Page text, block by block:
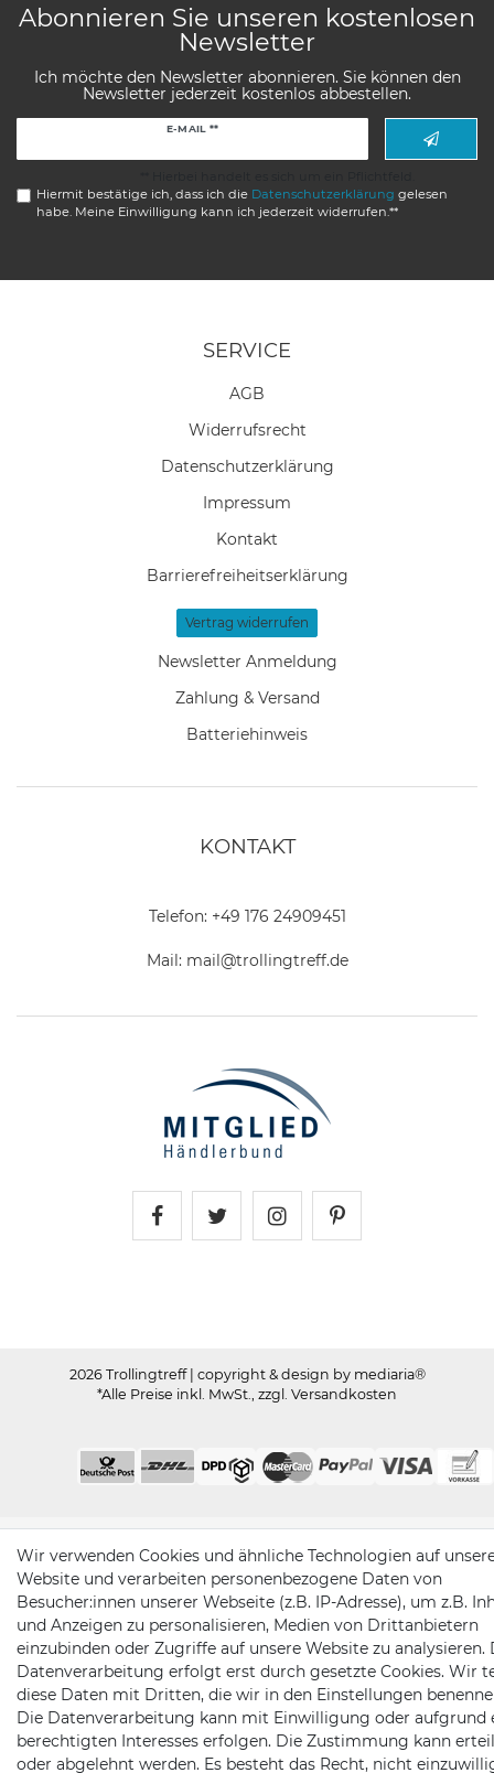
Abonnieren Sie unseren kostenlosen
Newsletter
Ich möchte den Newsletter abonnieren. Sie können den
Newsletter jederzeit kostenlos abbestellen.
E-MAIL **
Hiermit bestätige ich, dass ich die Daten­schutz­erklärung gelesen
habe. Meine Einwilligung kann ich jederzeit widerrufen.**
SERVICE
AGB
Widerrufs­recht
Daten­schutz­erklärung
Impressum
Kontakt
Barrierefreiheitserklärung
Vertrag widerrufen
Newsletter Anmeldung
Zahlung & Versand
Batteriehinweis
KONTAKT
Telefon: +49 176 24909451
Mail: mail@trollingtreff.de
2026 Trollingtreff | copyright & design by mediaria®
*Alle Preise inkl. MwSt., zzgl. Versandkosten
Wir verwenden Cookies und ähnliche Technologien auf
Website und verarbeiten personenbezogene Daten von
Besucher:innen unserer Webseite (z.B. IP-Adresse), um z.B.
und Anzeigen zu personalisieren, Medien von Drittanbietern
einzubinden oder Zugriffe auf unsere Website zu analysieren.
Datenverarbeitung erfolgt erst durch gesetzte Cookies. Wir
diese Daten mit Dritten, die wir in den Einstellungen
Die Datenverarbeitung kann mit Einwilligung oder aufgrund
berechtigten Interesses erfolgen. Die Zustimmung kann
oder abgelehnt werden. Es besteht das Recht, nicht